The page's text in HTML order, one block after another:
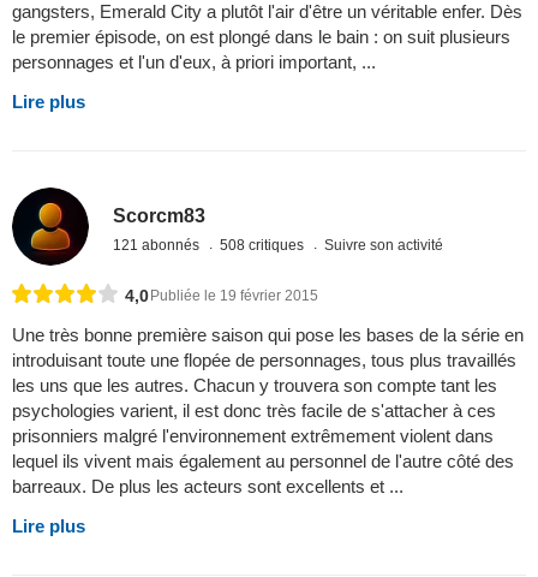
gangsters, Emerald City a plutôt l'air d'être un véritable enfer. Dès
le premier épisode, on est plongé dans le bain : on suit plusieurs
personnages et l'un d'eux, à priori important, ...
Lire plus
Scorcm83
121 abonnés 508 critiques Suivre son activité
4,0Publiée le 19 février 2015
Une très bonne première saison qui pose les bases de la série en
introduisant toute une flopée de personnages, tous plus travaillés
les uns que les autres. Chacun y trouvera son compte tant les
psychologies varient, il est donc très facile de s'attacher à ces
prisonniers malgré l'environnement extrêmement violent dans
lequel ils vivent mais également au personnel de l'autre côté des
barreaux. De plus les acteurs sont excellents et ...
Lire plus